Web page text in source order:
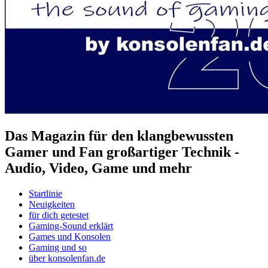
Das Magazin für den klangbewussten
Gamer und Fan großartiger Technik -
Audio, Video, Game und mehr
Startlinie
Neuigkeiten
für dich getestet
Gaming-Sound erklärt
Games und Konsolen
Gaming und so
über konsolenfan.de